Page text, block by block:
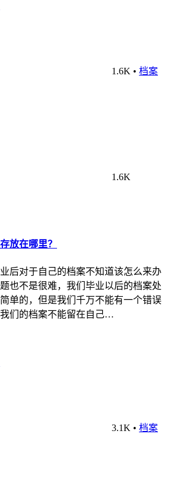
1.6K • 档案
1.6K
放在哪里？
后对于自己的档案不知道该怎么来办
也不是很难，我们毕业以后的档案处
单的，但是我们千万不能有一个错误
们的档案不能留在自己…
3.1K • 档案